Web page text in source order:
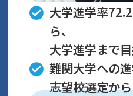
大学進学率
ら、
大学進学まで
難関大学への
志望校選定か